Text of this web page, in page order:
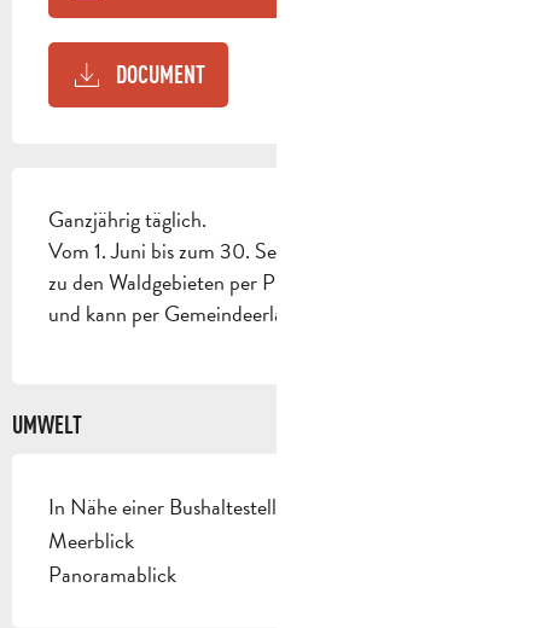
DOCUMENT
Ganzjährig täglich.
Vom 1. Juni bis zum 30. September wird der Zugang
zu den Waldgebieten per Präfektorialerlass geregelt
und kann per Gemeindeerlass geregelt werden.
UMWELT
In Nähe einer Bushaltestelle
Meerblick
Panoramablick